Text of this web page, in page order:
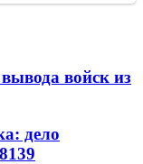
войск из
дело
8139